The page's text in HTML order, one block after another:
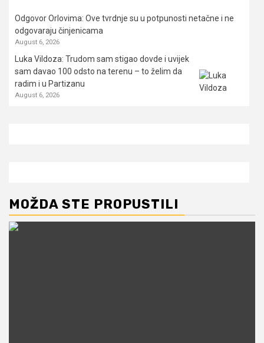
Odgovor Orlovima: ​Ove tvrdnje su u potpunosti netačne i ne
odgovaraju činjenicama
August 6, 2026
Luka Vildoza: Trudom sam stigao dovde i uvijek
sam davao 100 odsto na terenu – to želim da
radim i u Partizanu
August 6, 2026
MOŽDA STE PROPUSTILI